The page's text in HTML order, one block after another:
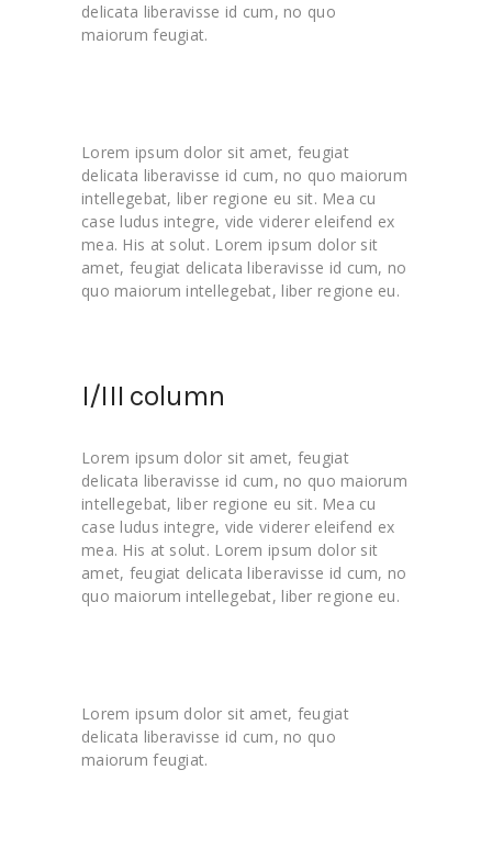
delicata liberavisse id cum, no quo
maiorum feugiat.
Lorem ipsum dolor sit amet, feugiat
delicata liberavisse id cum, no quo maiorum
intellegebat, liber regione eu sit. Mea cu
case ludus integre, vide viderer eleifend ex
mea. His at solut. Lorem ipsum dolor sit
amet, feugiat delicata liberavisse id cum, no
quo maiorum intellegebat, liber regione eu.
I/III column
Lorem ipsum dolor sit amet, feugiat
delicata liberavisse id cum, no quo maiorum
intellegebat, liber regione eu sit. Mea cu
case ludus integre, vide viderer eleifend ex
mea. His at solut. Lorem ipsum dolor sit
amet, feugiat delicata liberavisse id cum, no
quo maiorum intellegebat, liber regione eu.
Lorem ipsum dolor sit amet, feugiat
delicata liberavisse id cum, no quo
maiorum feugiat.